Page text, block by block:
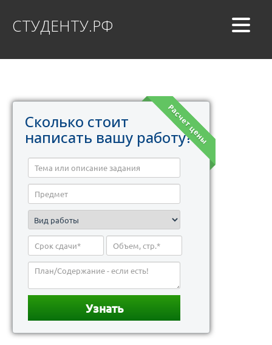
СТУДЕНТУ.РФ
Расчет цены
Сколько стоит
написать вашу работу?